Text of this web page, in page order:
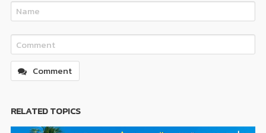
Comment
RELATED TOPICS